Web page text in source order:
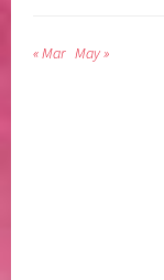
« Mar May »